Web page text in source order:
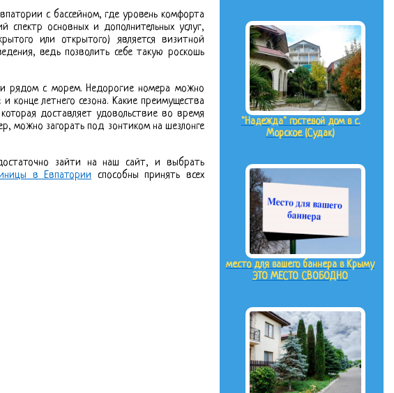
с бассейном, где уровень комфорта
спектр основных и дополнительных услуг,
или открытого) является визитной
ведь позволить себе такую роскошь
и рядом с морем. Недорогие номера можно
конце летнего сезона. Какие преимущества
доставляет удовольствие во время
можно загорать под зонтиком на шезлонге
зайти на наш сайт, и выбрать
в Евпатории способны принять всех
"Надежда" гостевой дом в с.
Морское (Судак)
место для вашего баннера в Крыму
ЭТО МЕСТО СВОБОДНО